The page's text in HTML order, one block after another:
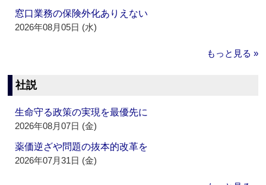
窓口業務の保険外化ありえない
2026年08月05日 (水)
もっと見る »
社説
生命守る政策の実現を最優先に
2026年08月07日 (金)
薬価逆ざや問題の抜本的改革を
2026年07月31日 (金)